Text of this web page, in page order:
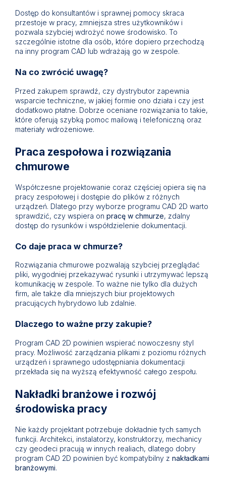
Dostęp do konsultantów i sprawnej pomocy skraca
przestoje w pracy, zmniejsza stres użytkowników i
pozwala szybciej wdrożyć nowe środowisko. To
szczególnie istotne dla osób, które dopiero przechodzą
na inny program CAD lub wdrażają go w zespole.
Na co zwrócić uwagę?
Przed zakupem sprawdź, czy dystrybutor zapewnia
wsparcie techniczne, w jakiej formie ono działa i czy jest
dodatkowo płatne. Dobrze oceniane rozwiązania to takie,
które oferują szybką pomoc mailową i telefoniczną oraz
materiały wdrożeniowe.
Praca zespołowa i rozwiązania
chmurowe
Współczesne projektowanie coraz częściej opiera się na
pracy zespołowej i dostępie do plików z różnych
urządzeń. Dlatego przy wyborze programu CAD 2D warto
sprawdzić, czy wspiera on pracę w chmurze, zdalny
dostęp do rysunków i współdzielenie dokumentacji.
Co daje praca w chmurze?
Rozwiązania chmurowe pozwalają szybciej przeglądać
pliki, wygodniej przekazywać rysunki i utrzymywać lepszą
komunikację w zespole. To ważne nie tylko dla dużych
firm, ale także dla mniejszych biur projektowych
pracujących hybrydowo lub zdalnie.
Dlaczego to ważne przy zakupie?
Program CAD 2D powinien wspierać nowoczesny styl
pracy. Możliwość zarządzania plikami z poziomu różnych
urządzeń i sprawnego udostępniania dokumentacji
przekłada się na wyższą efektywność całego zespołu.
Nakładki branżowe i rozwój
środowiska pracy
Nie każdy projektant potrzebuje dokładnie tych samych
funkcji. Architekci, instalatorzy, konstruktorzy, mechanicy
czy geodeci pracują w innych realiach, dlatego dobry
program CAD 2D powinien być kompatybilny z nakładkami
branżowymi.